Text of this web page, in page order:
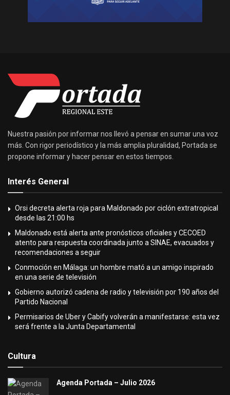
Nuestra pasión por informar nos llevó a pensar en sumar una voz
más. Con rigor periodístico y la más amplia pluralidad, Portada se
propone informar y hacer pensar en estos tiempos.
Interés General
Orsi decreta alerta roja para Maldonado por ciclón extratropical
desde las 21:00 hs
Maldonado está alerta ante pronósticos oficiales y CECOED
atento para respuesta coordinada junto a SINAE, evacuados y
recomendaciones a seguir
Conmoción en Málaga: un hombre mató a un amigo inspirado
en una serie de televisión
Gobierno autorizó cadena de radio y televisión por 190 años del
Partido Nacional
Permisarios de Uber y Cabify volverán a manifestarse: esta vez
será frente a la Junta Departamental
Cultura
Agenda Portada – Julio 2026